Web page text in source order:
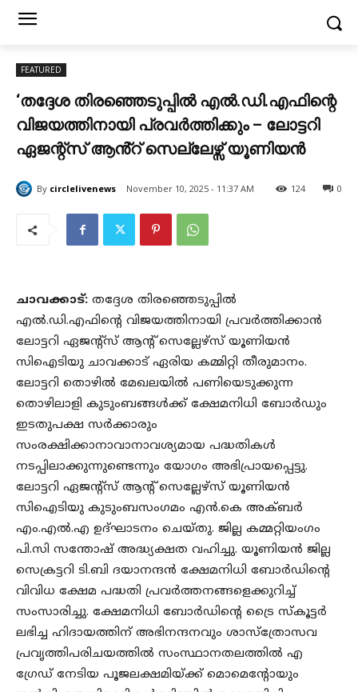
FEATURED
‘തദ്ദേശ തിരഞ്ഞെടുപ്പിൽ എൽ.ഡി.എഫിന്റെ
വിജയത്തിനായി പ്രവർത്തിക്കും – ലോട്ടറി
ഏജന്റ്സ് ആൻ്റ് സെല്ലേഴ്സ് യൂണിയൻ
By circlelivenews November 10, 2025 - 11:37 AM 0
124
ചാവക്കാട്: തദ്ദേശ തിരഞ്ഞെടുപ്പിൽ
എൽ.ഡി.എഫിന്റെ വിജയത്തിനായി പ്രവർത്തിക്കാൻ
ലോട്ടറി ഏജന്റ്സ് ആൻ്റ് സെല്ലേഴ്സ് യൂണിയൻ
സിഐടിയു ചാവക്കാട് ഏരിയ കമ്മിറ്റി തീരുമാനം.
ലോട്ടറി തൊഴിൽ മേഖലയിൽ പണിയെടുക്കുന്ന
തൊഴിലാളി കുടുംബങ്ങൾക്ക് ക്ഷേമനിധി ബോർഡും
ഇടതുപക്ഷ സർക്കാരും
സംരക്ഷിക്കാനാവാനാവശ്യമായ പദ്ധതികൾ
നടപ്പിലാക്കുന്നുണ്ടെന്നും യോഗം അഭിപ്രായപ്പെട്ടു.
ലോട്ടറി ഏജന്റ്സ് ആൻ്റ് സെല്ലേഴ്സ് യൂണിയൻ
സിഐടിയു കുടുംബസംഗമം എൻ.കെ അക്ബർ
എം.എൽ.എ ഉദ്ഘാടനം ചെയ്തു. ജില്ല കമ്മറ്റിയംഗം
പി.സി സന്തോഷ് അദ്ധ്യക്ഷത വഹിച്ചു. യൂണിയൻ ജില്ല
സെക്രട്ടറി ടി.ബി ദയാനന്ദൻ ക്ഷേമനിധി ബോർഡിന്റെ
വിവിധ ക്ഷേമ പദ്ധതി പ്രവർത്തനങ്ങളെക്കുറിച്ച്
സംസാരിച്ചു. ക്ഷേമനിധി ബോർഡിന്റെ ട്രൈ സ്കൂട്ടർ
ലഭിച്ച ഹിദായത്തിന് അഭിനന്ദനവും ശാസ്ത്രോസവ
പ്രവൃത്തിപരിചയത്തിൽ സംസ്ഥാനതലത്തിൽ എ
ഗ്രേഡ് നേടിയ പൂജലക്ഷമിയ്ക്ക് മൊമെന്റോയും